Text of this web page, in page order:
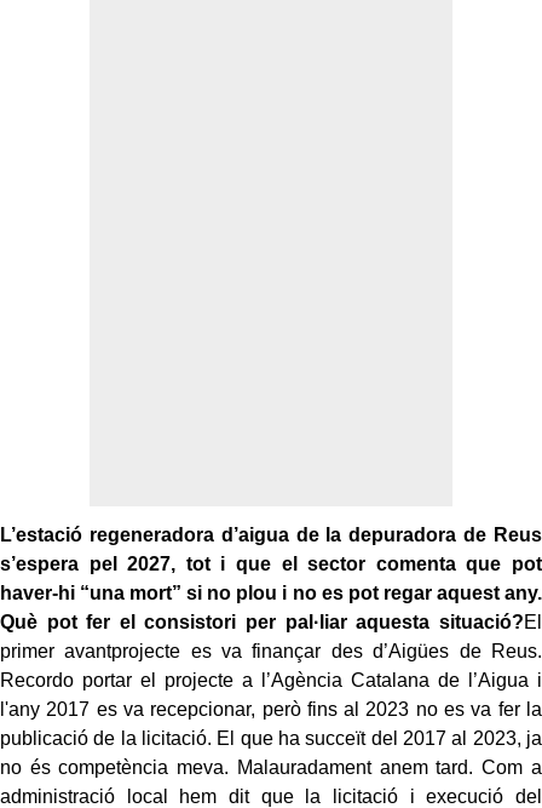
L’estació regeneradora d’aigua de la depuradora de Reus
s’espera pel 2027, tot i que el sector comenta que pot
haver-hi “una mort” si no plou i no es pot regar aquest any.
Què pot fer el consistori per pal·liar aquesta situació?El
primer avantprojecte es va finançar des d’Aigües de Reus.
Recordo portar el projecte a l’Agència Catalana de l’Aigua i
l'any 2017 es va recepcionar, però fins al 2023 no es va fer la
publicació de la licitació. El que ha succeït del 2017 al 2023, ja
no és competència meva. Malauradament anem tard. Com a
administració local hem dit que la licitació i execució del